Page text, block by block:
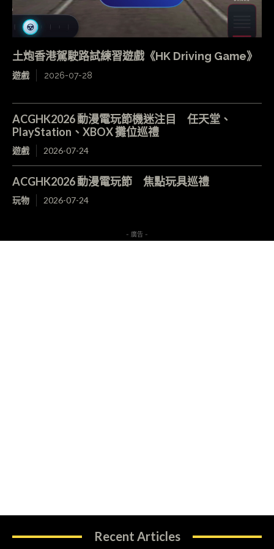
土炮香港駕駛路試練習遊戲《HK Driving Game》
遊戲 2026-07-28
ACGHK2026 動漫電玩節機迷注目 任天堂、
PlayStation、XBOX 攤位巡禮
遊戲 2026-07-24
ACGHK2026 動漫電玩節 焦點玩具巡禮
玩物 2026-07-24
- 廣告 -
Recent Articles